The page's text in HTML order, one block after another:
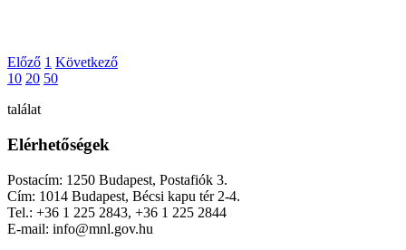
Előző 1 Következő
10 20 50
találat
Elérhetőségek
Postacím: 1250 Budapest, Postafiók 3.
Cím: 1014 Budapest, Bécsi kapu tér 2-4.
Tel.: +36 1 225 2843, +36 1 225 2844
E-mail: info@mnl.gov.hu